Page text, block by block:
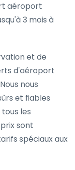
aéroport
3 mois à
et de
d'aéroport
nous
et fiables
les
sont
spéciaux aux